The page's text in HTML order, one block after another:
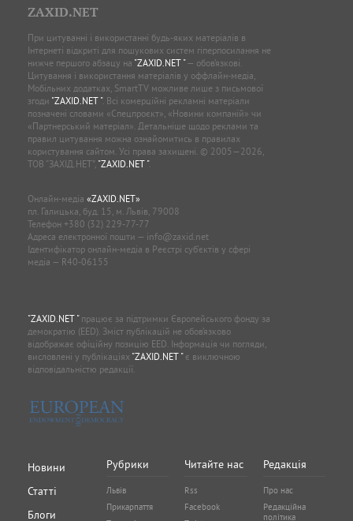
ZAXID.NET
При цитуванні і використанні будь-яких матеріалів в
Інтернеті відкриті для пошукових систем гіперпосилання не
нижче першого абзацу на "ZAXID.NET "— обов’язкові.
Цитування і використання матеріалів у оффлайн-медіа,
Мобільних додатках, SmartTV можливе лише з письмової
згоди "ZAXID.NET ". Всі комерційні рекламні матеріали
позначені словами «Спецпроєкт», «Новини компаній» чи
«Партнерський матеріал». Детальніше щодо реклами та
правил цитування можна ознайомитись в правилах
користування сайтом. Усі права захищені. © 2005—2026,
ТОВ “ЗАХІД.НЕТ”, "ZAXID.NET ".
Онлайн-медіа «ZAXID.NET»
пл. Галицька, буд. 15, м. Львів, 79008
Телефон +380 (32) 229-77-77
Адреса електронної пошти — info@zaxid.net
Ідентифікатор онлайн-медіа в Реєстрі суб'єктів у сфері
медіа — R40-06155
"ZAXID.NET "працює за підтримки Європейського фонду за
демократію (EED). Зміст публікацій не обов’язково
відображає офіційну позицію EED. Інформація чи погляди,
висловлені у публікаціях "ZAXID.NET "є виключною
відповідальністю редакції.
Новини
Статті
Блоги
Рубрики
Львів
Прикарпаття
Читайте нас
Rss
Facebook
Редакція
Про нас
Редакційна
політика